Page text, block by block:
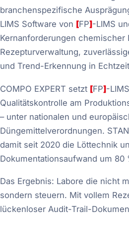
branchenspezifische
LIMS Software von [FP]-LIMS
Kernanforderungen chemischer
Rezepturverwaltung,
und Trend-Erkennung in
COMPO EXPERT setzt [FP]-
Qualitätskontrolle am
– unter nationalen und
Düngemittelverordnungen.
damit seit 2020 die Löttechnik
Dokumentationsaufwand um 80
Das Ergebnis: Labore die nicht
sondern steuern. Mit vollem
lückenloser Audit-Trail-